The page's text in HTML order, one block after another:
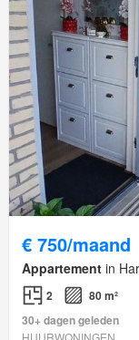
€ 750/maand
Appartement in
2
80 m²
30+ dagen geleden
HUURWONINGEN